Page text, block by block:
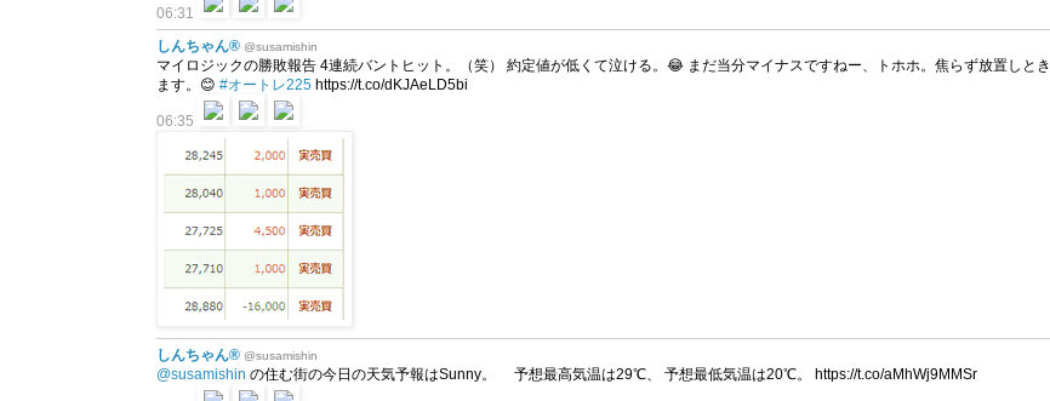
06:31
しんちゃん® @susamishin
マイロジックの勝敗報告 4連続バントヒット。（笑） 約定値が低くて泣ける。😂 まだ当分マイナスですねー、トホホ。焦らず放置しとき
ます。😊 #オートレ225 https://t.co/dKJAeLD5bi
06:35
しんちゃん® @susamishin
@susamishin の住む街の今日の天気予報はSunny。 予想最高気温は29℃、 予想最低気温は20℃。 https://t.co/aMhWj9MMSr